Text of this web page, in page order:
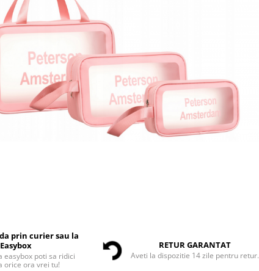
prin curier sau la
Easybox
easybox poti sa ridici
orice ora vrei tu!
RETUR GARANTAT
Aveti la dispozitie 14 zile pentru retur.